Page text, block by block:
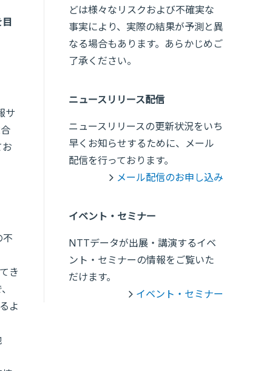
サ
き
よ
どは様々なリスクおよび不確実な
事実により、実際の結果が予測と異
なる場合もあります。あらかじめご
了承ください。
ニュースリリース配信
ニュースリリースの更新状況をいち
早くお知らせするために、メール
配信を行っております。
メール配信のお申し込み
イベント・セミナー
NTTデータが出展・講演するイベ
ント・セミナーの情報をご覧いた
だけます。
イベント・セミナー